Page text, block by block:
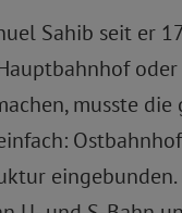
Sahib seit er
musste